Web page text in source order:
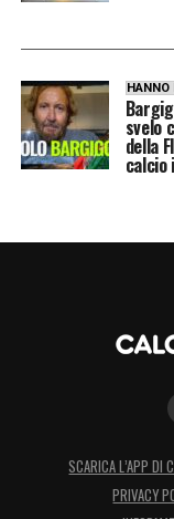
HANNO
svelo
della
calcio
SCARICA L’APP DI
PRIVACY